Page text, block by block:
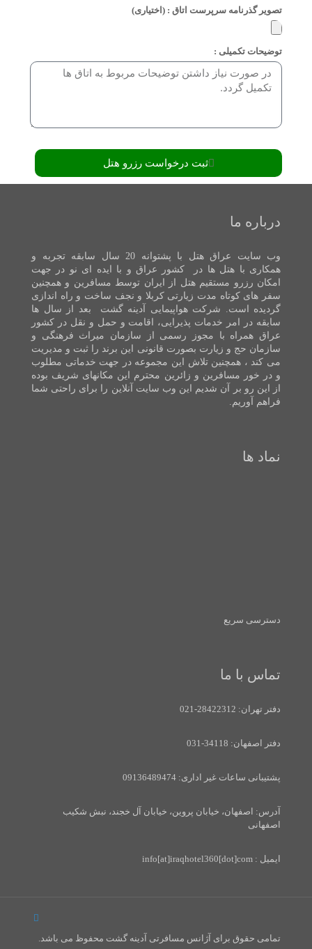
تصویر گذرنامه سرپرست اتاق : (اختیاری)
توضیحات تکمیلی :
ثبت درخواست رزرو هتل
درباره ما
وب سایت عراق هتل با پشتوانه 20 سال سابقه تجربه و
همکاری با هتل ها در کشور عراق و با ایده ای نو در جهت
امکان رزرو مستقیم هتل از ایران توسط مسافرین و همچنین
سفر های کوتاه مدت زیارتی کربلا و نجف ساخت و راه اندازی
گردیده است. شرکت هواپیمایی آدینه گشت بعد از سال ها
سابقه در امر خدمات پذیرایی، اقامت و حمل و نقل در کشور
عراق همراه با مجوز رسمی از سازمان میراث فرهنگی و
سازمان حج و زیارت بصورت قانونی این برند را ثبت و مدیریت
می کند ، همچنین تلاش این مجموعه در جهت خدماتی مطلوب
و در خور مسافرین و زائرین محترم این مکانهای شریف بوده
از این رو بر آن شدیم این وب سایت آنلاین را برای راحتی شما
فراهم آوریم.
نماد ها
دسترسی سریع
تماس با ما
دفتر تهران: 28422312-021
دفتر اصفهان: 34118-031
پشتیبانی ساعات غیر اداری: 09136489474
آدرس: اصفهان، خیابان پروین، خیابان آل خجند، نبش شکیب
اصفهانی
ایمیل : info[at]iraqhotel360[dot]com
تمامی حقوق برای آژانس مسافرتی آدینه گشت محفوظ می باشد.